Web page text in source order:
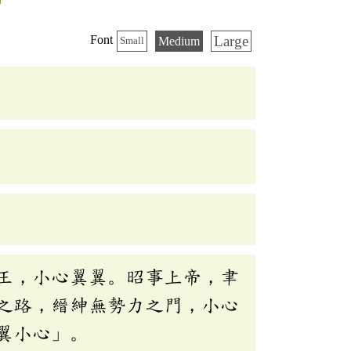
Font Small Medium Large
，小心翼翼。昭事上帝，聿
路，縉紳無勢力之門，小心
心」。